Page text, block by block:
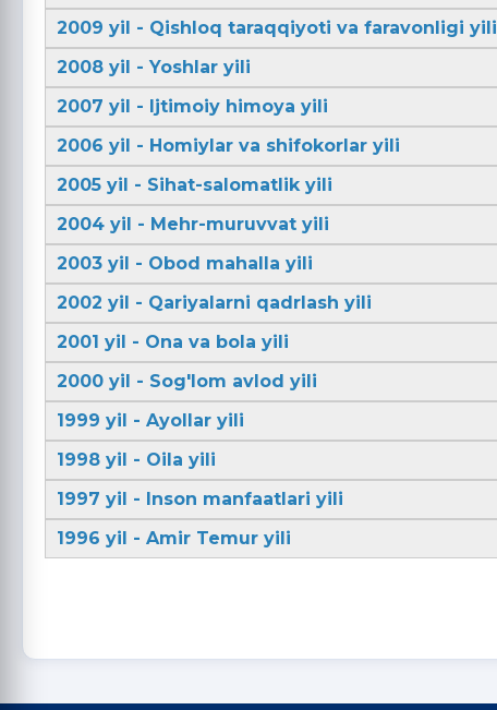
2009 yil - Qishloq taraqqiyoti va faravonligi yili
2008 yil - Yoshlar yili
2007 yil - Ijtimoiy himoya yili
2006 yil - Homiylar va shifokorlar yili
2005 yil - Sihat-salomatlik yili
2004 yil - Mehr-muruvvat yili
2003 yil - Obod mahalla yili
2002 yil - Qariyalarni qadrlash yili
2001 yil - Ona va bola yili
2000 yil - Sog'lom avlod yili
1999 yil - Ayollar yili
1998 yil - Oila yili
1997 yil - Inson manfaatlari yili
1996 yil - Amir Temur yili